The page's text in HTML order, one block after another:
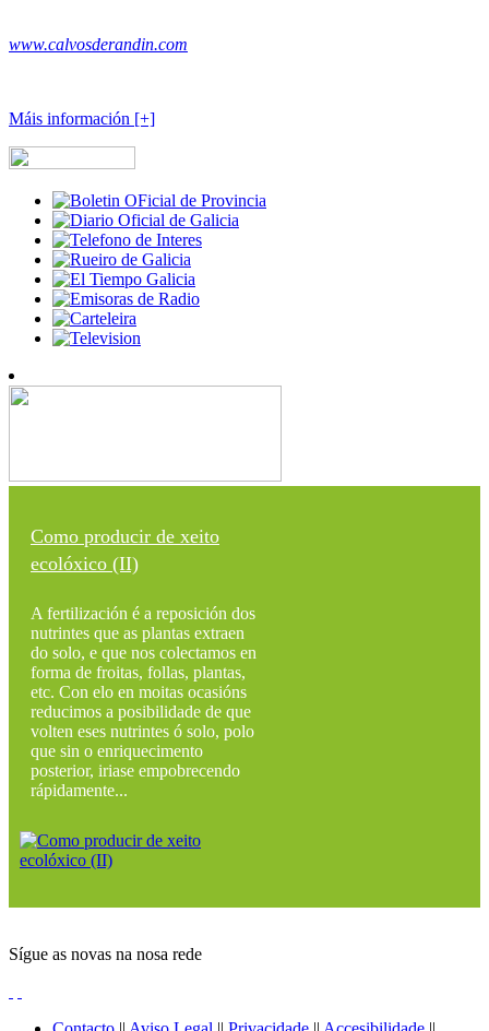
www.calvosderandin.com
Máis información [+]
Como producir de xeito
ecolóxico (II)
A fertilización é a reposición dos
nutrintes que as plantas extraen
do solo, e que nos colectamos en
forma de froitas, follas, plantas,
etc. Con elo en moitas ocasións
reducimos a posibilidade de que
volten eses nutrintes ó solo, polo
que sin o enriquecimento
posterior, iriase empobrecendo
rápidamente...
Sígue as novas na nosa rede